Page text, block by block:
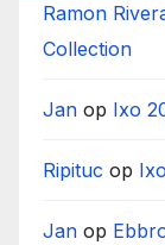
Ramon
Collection
Jan op Ixo
Ripituc op
Jan op